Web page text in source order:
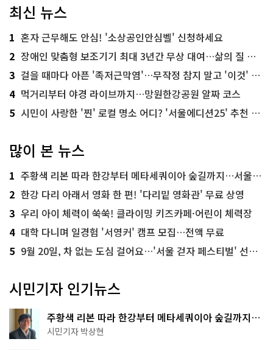
최신 뉴스
1 혼자 근무해도 안심! '소상공인안심벨' 신청하세요
2 장애인 맞춤형 보조기기 최대 3년간 무상 대여…삶의 질 높인다
3 걸을 때마다 아픈 '족저근막염'…무작정 참지 말고 '이것' 해보세요!
4 먹거리부터 야경 라이브까지…망원한강공원 알짜 코스
5 시민이 사랑한 '찐' 로컬 명소 어디? '서울에디션25' 추천 코스
많이 본 뉴스
1 주황색 리본 따라 한강부터 메타세쿼이아 숲길까지…서울둘레길 15코스
2 한강 다리 아래서 영화 한 편! '다리밑 영화관' 무료 상영
3 우리 아이 체력이 쑥쑥! 클라이밍 키즈카페·어린이 체력장
4 대학 다니며 일경험 '서영커' 캠프 모집…전액 무료
5 9월 20일, 차 없는 도심 걸어요…'서울 걷자 페스티벌' 선착순 5천명
시민기자 인기뉴스
주황색 리본 따라 한강부터 메타세쿼이아 숲길까지…
서울둘레길 15코스
시민기자 박상현